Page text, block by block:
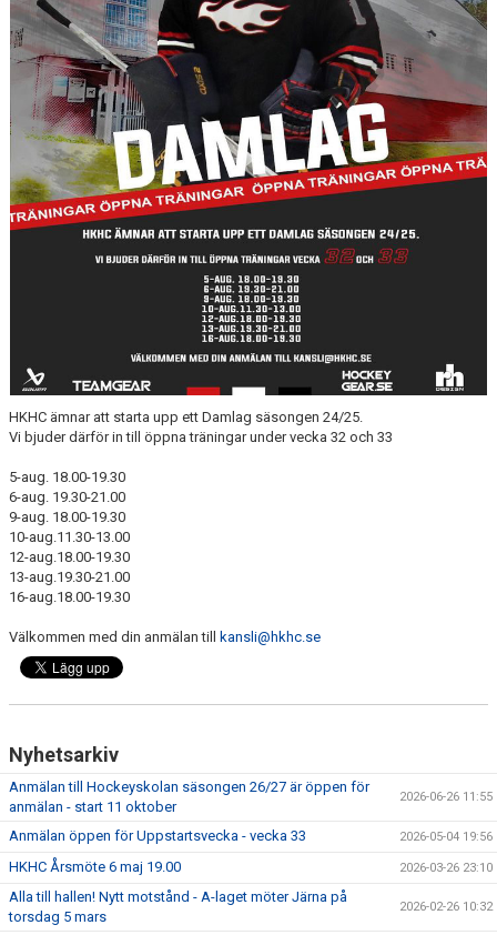
HKHC INSTAGRAM
UPPSTARTSVECKA 33 CAMPANMÄLAN
DIGITAL FÖRFRÅGAN OM PROVSPEL/FÖRENINGSBYTE
ANMÄLAN HOCKEYSKOLAN 26/27
HKHC ämnar att starta upp ett Damlag säsongen 24/25.
Vi bjuder därför in till öppna träningar under vecka 32 och 33
5-aug. 18.00-19.30
6-aug. 19.30-21.00
9-aug. 18.00-19.30
10-aug.11.30-13.00
12-aug.18.00-19.30
13-aug.19.30-21.00
16-aug.18.00-19.30
Välkommen med din anmälan till kansli@hkhc.se
Nyhetsarkiv
Anmälan till Hockeyskolan säsongen 26/27 är öppen för
anmälan - start 11 oktober
2026-06-26 11:55
Anmälan öppen för Uppstartsvecka - vecka 33 2026-05-04 19:56
HKHC Årsmöte 6 maj 19.00 2026-03-26 23:10
Alla till hallen! Nytt motstånd - A-laget möter Järna på
torsdag 5 mars
2026-02-26 10:32